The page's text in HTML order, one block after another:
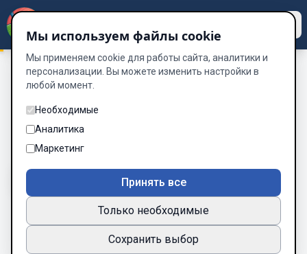
Сборник Стихотворений 2025
БОКАЛЫ ЗАЗВЕНЯТ ВЕСЕЛЬЯ
Глава 35 из 70
Шрифт
БОКАЛЫ ЗАЗВЕНЯТ ВЕСЕЛЬЯ
Мы используем файлы cookie
Мы применяем cookie для работы сайта, аналитики и
персонализации. Вы можете изменить настройки в
любой момент.
Необходимые
Аналитика
Маркетинг
Принять все
Только необходимые
Сохранить выбор